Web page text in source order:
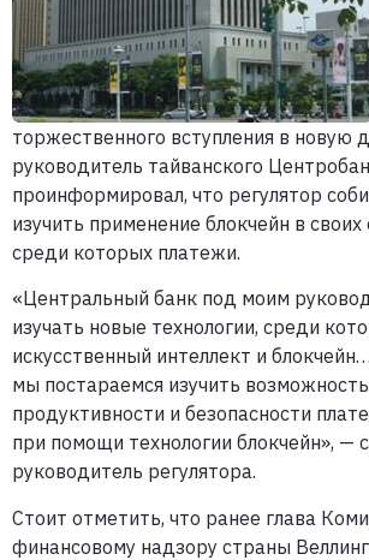
торжественного вступления в новую
руководитель тайванского
проинформировал, что регулятор
изучить применение блокчейн в своих
среди которых платежи.
«Центральный банк под моим
изучать новые технологии, среди
искусственный интеллект и
мы постараемся изучить
продуктивности и безопасности
при помощи технологии блокчейн», —
руководитель регулятора.
Стоит отметить, что ранее глава
финансовому надзору страны